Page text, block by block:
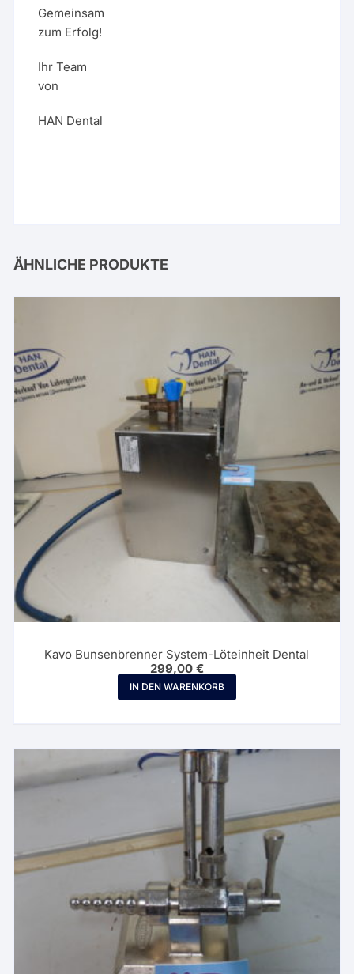
Gemeinsam
zum Erfolg!
Ihr Team
von
HAN Dental
ÄHNLICHE PRODUKTE
Kavo Bunsenbrenner System-Löteinheit Dental
299,00 €
IN DEN WARENKORB